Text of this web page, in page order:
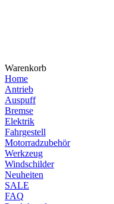
Warenkorb
Home
Antrieb
Auspuff
Bremse
Elektrik
Fahrgestell
Motorradzubehör
Werkzeug
Windschilder
Neuheiten
SALE
FAQ